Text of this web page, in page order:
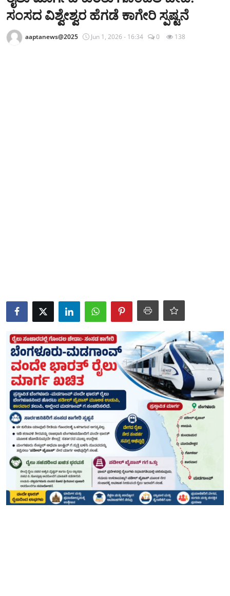
ಕ್ರೀಡಾಂಗಣ
ಗಡಿನಾಡ ಸುದ್ದಿ ಜಾಲ
ಸಂಸದ ವಿಶ್ವೇಶ್ವರ ಹೆಗಡೆ ಕಾಗೇರಿ ಸ್ಪಷ್ಟನೆ
aaptanews@2025 Jun 1, 2026 - 16:34 0 138